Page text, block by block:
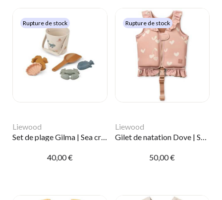
Rupture de stock
Liewood
Set de plage Gilma | Sea creature
40,00 €
Rupture de stock
Liewood
Gilet de natation Dove | Sweethearts
50,00 €